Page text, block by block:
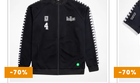
-70% -70%